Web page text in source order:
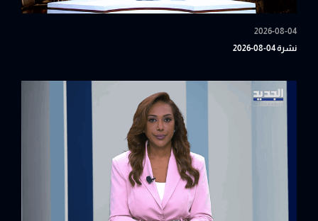
2026-08-04
نشرة 04-08-2026